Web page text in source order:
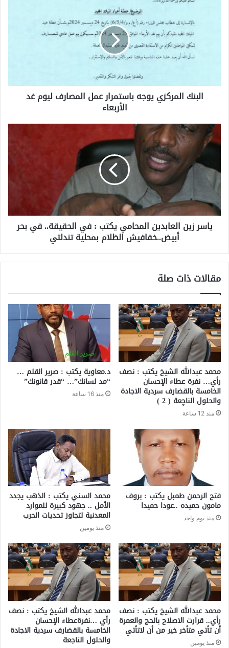
البنك المركزي يوجه باستمرار عمل المصارف ليوم غد
الأربعاء
ياسر زين العابدين المحامي يكتب : في الحقيقة.. في بحر
أبيض..خفافيش الظلام بمحلية تندلتي
مقالات ذات صلة
محمد عبدالله الشيخ يكتب : نصف
رأي… نفرة عطاء الإحسان
الخامسة بالقضارف سردية الاجادة
والحلول الناچعة ( 2 )
منذ 12 ساعة
د.معاوية يكتب : صرير القلم …
“مد لسانك”… “قدر قانونك”
منذ 16 ساعة
فتح الرحمن طمبل يكتب : بروف
مامون حميده ..عودا حميدا
منذ يوم واحد
محمد السني يكتب : الذهب يجدد
الأمل .. جهود كبيرة للموارد
المعدنية لتجاوز تحديات الحرب
منذ يومين
محمد عبدالله الشيخ يكتب : نصف
رأي.. قرارت الاصلاح بالحج والعمرة
أن تأتي متأخر خير من أن لاتأتي
منذ يومين
محمد عبدالله الشيخ يكتب : نصف
رأي …نفرةعطاء الإحسان
الخامسة بالقضارف سردية الاجادة
والحلول الناجعة